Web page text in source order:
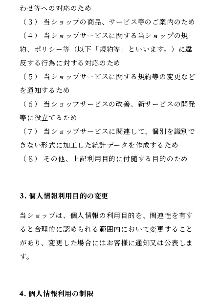
わせ等への対応のため
（３） 当ショップの商品、サービス等のご案内のため
（４） 当ショップサービスに関する当ショップの規
約、ポリシー等（以下「規約等」といいます。）に違
反する行為に対する対応のため
（５） 当ショップサービスに関する規約等の変更など
を通知するため
（６） 当ショップサービスの改善、新サービスの開発
等に役立てるため
（７） 当ショップサービスに関連して、個別を識別で
きない形式に加工した統計データを作成するため
（８） その他、上記利用目的に付随する目的のため
3. 個人情報利用目的の変更
当ショップは、個人情報の利用目的を、関連性を有す
ると合理的に認められる範囲内において変更すること
があり、変更した場合にはお客様に通知又は公表しま
す。
4. 個人情報利用の制限